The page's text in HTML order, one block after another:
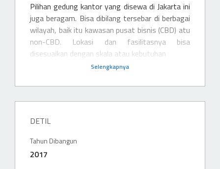
Pilihan gedung kantor yang disewa di Jakarta ini
juga beragam. Bisa dibilang tersebar di berbagai
wilayah, baik itu kawasan pusat bisnis (CBD) atu
non-CBD. Lokasi dan fasilitasnya bisa
disesuaikan dengan skala atau kebutuhan
Selengkapnya
DETIL
Tahun Dibangun
2017